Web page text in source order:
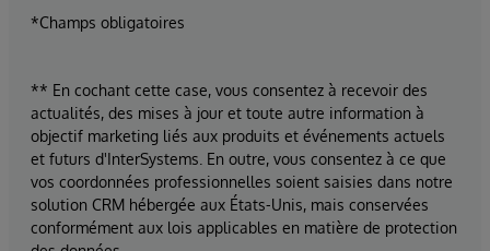
*Champs obligatoires
** En cochant cette case, vous consentez à recevoir des
actualités, des mises à jour et toute autre information à
objectif marketing liés aux produits et événements actuels
et futurs d'InterSystems. En outre, vous consentez à ce que
vos coordonnées professionnelles soient saisies dans notre
solution CRM hébergée aux États-Unis, mais conservées
conformément aux lois applicables en matière de protection